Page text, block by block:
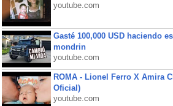
youtube.com
Gasté 100,000 USD haciendo
mondrin
youtube.com
ROMA - Lionel Ferro X Amira
Oficial)
youtube.com